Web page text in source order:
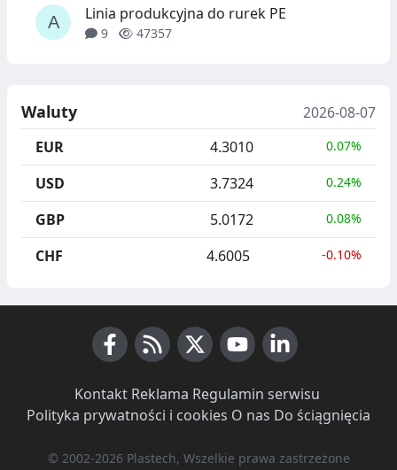
Linia produkcyjna do rurek PE
9 47357
Waluty
2026-08-07
EUR
4.3010 0.07%
USD 3.7324 0.24%
GBP 5.0172 0.08%
CHF 4.6005 -0.10%
Kontakt· Reklama Regulamin serwisu
Polityka prywatności i cookies O nas Do ściągnięcia
© 2002-2026 Plastech, Wszelkie prawa zastrzeżone